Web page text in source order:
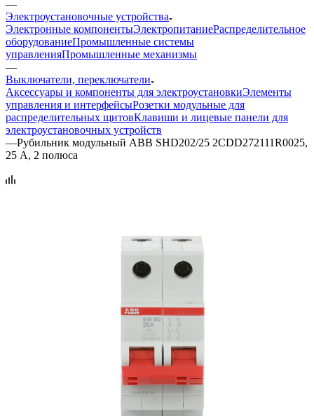
—
Электроустановочные устройства
Электронные компонентыЭлектропитаниеРаспределительное
оборудованиеПромышленные системы
управленияПромышленные механизмы
—
Выключатели, переключатели
Аксессуары и компоненты для электроустановкиЭлементы
управления и интерфейсыРозетки модульные для
распределительных щитовКлавиши и лицевые панели для
электроустановочных устройств
—Рубильник модульный ABB SHD202/25 2CDD272111R0025,
25 А, 2 полюса